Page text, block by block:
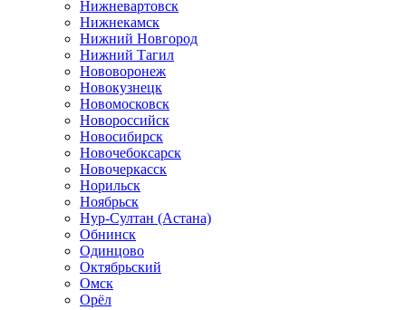
Нижневартовск
Нижнекамск
Нижний Новгород
Нижний Тагил
Нововоронеж
Новокузнецк
Новомосковск
Новороссийск
Новосибирск
Новочебоксарск
Новочеркасск
Норильск
Ноябрьск
Нур-Султан (Астана)
Обнинск
Одинцово
Октябрьский
Омск
Орёл